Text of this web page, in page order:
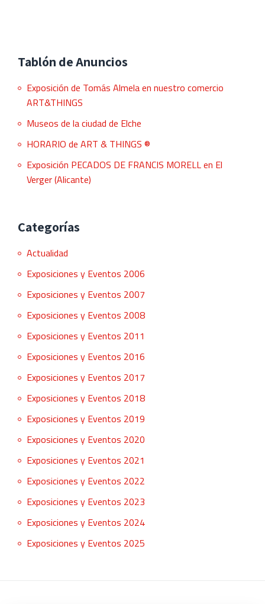
Tablón de Anuncios
Exposición de Tomás Almela en nuestro comercio
ART&THINGS
Museos de la ciudad de Elche
HORARIO de ART & THINGS ®
Exposición PECADOS DE FRANCIS MORELL en El
Verger (Alicante)
Categorías
Actualidad
Exposiciones y Eventos 2006
Exposiciones y Eventos 2007
Exposiciones y Eventos 2008
Exposiciones y Eventos 2011
Exposiciones y Eventos 2016
Exposiciones y Eventos 2017
Exposiciones y Eventos 2018
Exposiciones y Eventos 2019
Exposiciones y Eventos 2020
Exposiciones y Eventos 2021
Exposiciones y Eventos 2022
Exposiciones y Eventos 2023
Exposiciones y Eventos 2024
Exposiciones y Eventos 2025